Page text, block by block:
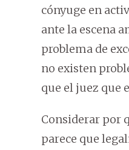
cónyuge en
ante la escena
problema de
no existen
que el juez que
Considerar por
parece que